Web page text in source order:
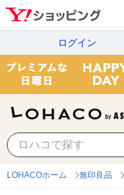
ログイン
LOHACOホーム 無印良品